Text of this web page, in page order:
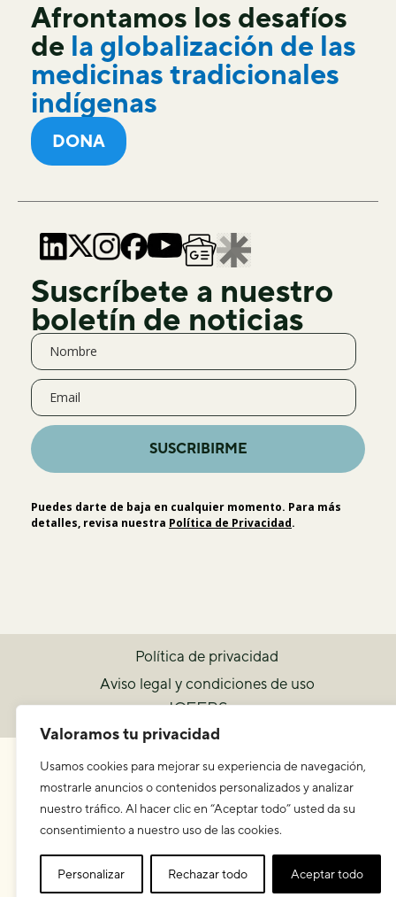
Valoramos tu privacidad
Usamos cookies para mejorar su experiencia de navegación,
mostrarle anuncios o contenidos personalizados y analizar
nuestro tráfico. Al hacer clic en “Aceptar todo” usted da su
consentimiento a nuestro uso de las cookies.
Personalizar Rechazar todo Aceptar todo
Afrontamos los desafíos
de la globalización de las
medicinas tradicionales
indígenas
DONA
Suscríbete a nuestro
boletín de noticias
SUSCRIBIRME
Puedes darte de baja en cualquier momento. Para más
detalles, revisa nuestra Política de Privacidad.
ICEERS
Política de privacidad
Aviso legal y condiciones de uso